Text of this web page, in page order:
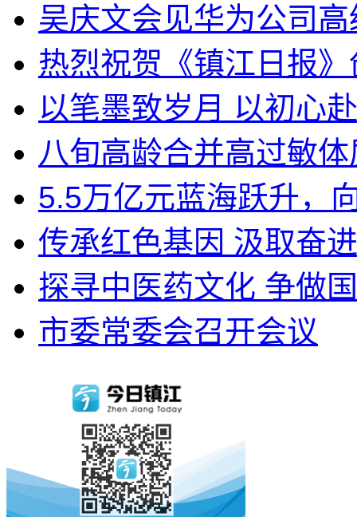
吴庆文会见华为公司
热烈祝贺《镇江日报
以笔墨致岁月 以初心
八旬高龄合并高过敏
5.5万亿元蓝海跃升，
传承红色基因 汲取奋
探寻中医药文化 争做
市委常委会召开会议